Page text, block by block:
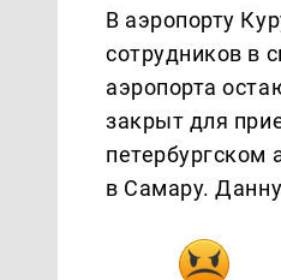
В аэропорту
сотрудников в
аэропорта
закрыт для
петербургском
в Самару.